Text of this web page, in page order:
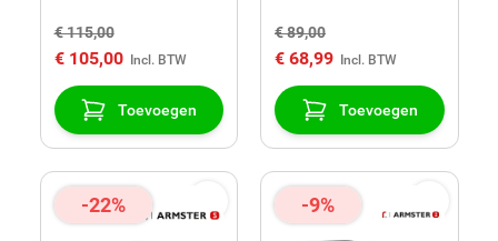
€ 115,00
€ 105,00
Toevoegen
€ 89,00
€ 68,99
Toevoegen
-22% -9%